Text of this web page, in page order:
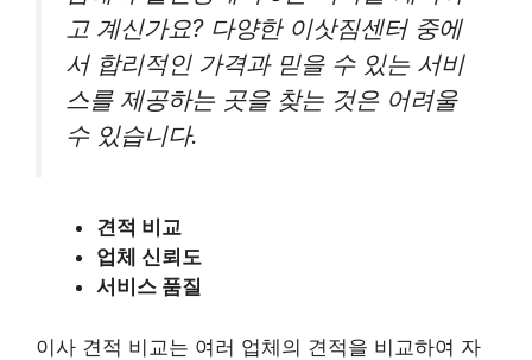
고 계신가요? 다양한 이삿짐센터 중에
서 합리적인 가격과 믿을 수 있는 서비
스를 제공하는 곳을 찾는 것은 어려울
수 있습니다.
견적 비교
업체 신뢰도
서비스 품질
이사 견적 비교는 여러 업체의 견적을 비교하여 자